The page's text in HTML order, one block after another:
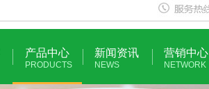
产品中心
PRODUCTS
新闻资讯
NEWS
营销中心
NETWORK